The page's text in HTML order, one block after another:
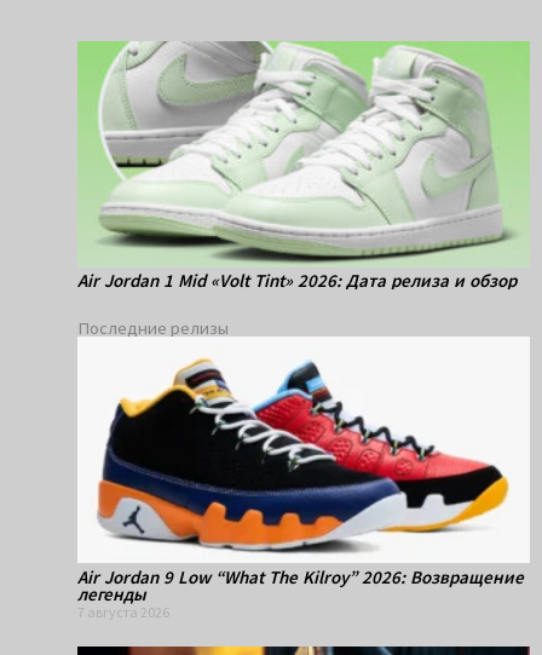
Air Jordan 1 Mid «Volt Tint» 2026: Дата релиза и обзор
Последние релизы
Air Jordan 9 Low “What The Kilroy” 2026: Возвращение
легенды
7 августа 2026